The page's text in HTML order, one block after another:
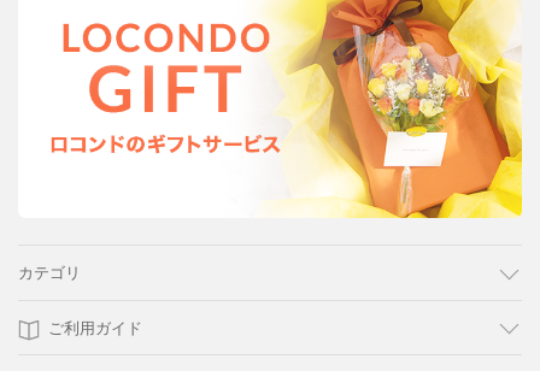
カテゴリ
ご利用ガイド